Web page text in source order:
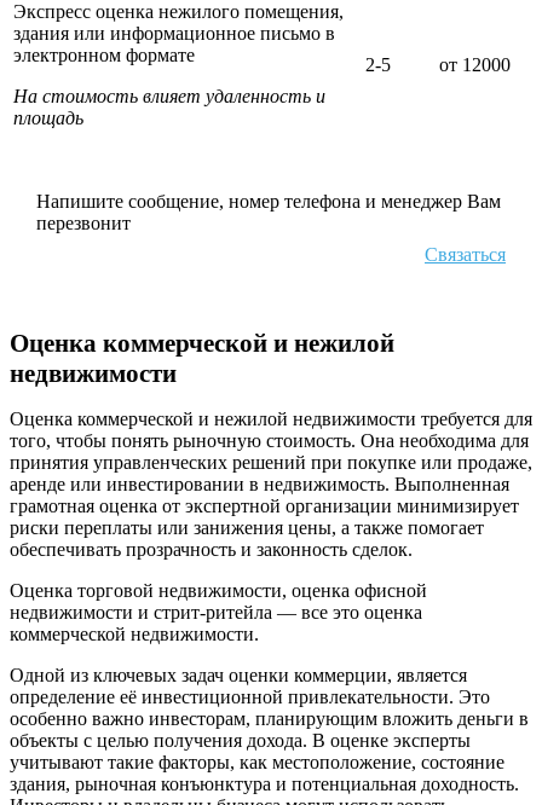
Экспресс оценка нежилого помещения,
здания или информационное письмо в
электронном формате
На стоимость влияет удаленность и
площадь
2-5 от 12000
Напишите сообщение, номер телефона и менеджер Вам
перезвонит
Связаться
Оценка коммерческой и нежилой
недвижимости
Оценка коммерческой и нежилой недвижимости требуется для
того, чтобы понять рыночную стоимость. Она необходима для
принятия управленческих решений при покупке или продаже,
аренде или инвестировании в недвижимость. Выполненная
грамотная оценка от экспертной организации минимизирует
риски переплаты или занижения цены, а также помогает
обеспечивать прозрачность и законность сделок.
Оценка торговой недвижимости, оценка офисной
недвижимости и стрит-ритейла — все это оценка
коммерческой недвижимости.
Одной из ключевых задач оценки коммерции, является
определение её инвестиционной привлекательности. Это
особенно важно инвесторам, планирующим вложить деньги в
объекты с целью получения дохода. В оценке эксперты
учитывают такие факторы, как местоположение, состояние
здания, рыночная конъюнктура и потенциальная доходность.